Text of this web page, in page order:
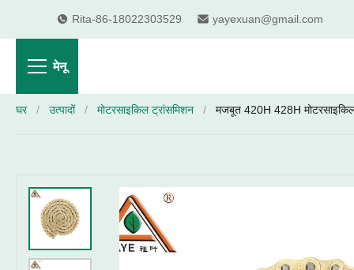
Rita-86-18022303529 yayexuan@gmail.com
मेनू
घर / उत्पादों / मोटरसाइकिल ट्रांसमिशन / मजबूत 420H 428H